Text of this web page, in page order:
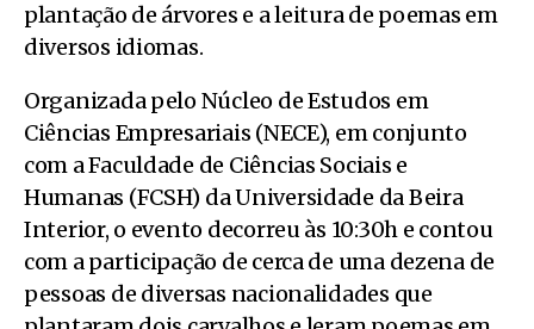
plantação de árvores e a leitura de poemas em
diversos idiomas.
Organizada pelo Núcleo de Estudos em
Ciências Empresariais (NECE), em conjunto
com a Faculdade de Ciências Sociais e
Humanas (FCSH) da Universidade da Beira
Interior, o evento decorreu às 10:30h e contou
com a participação de cerca de uma dezena de
pessoas de diversas nacionalidades que